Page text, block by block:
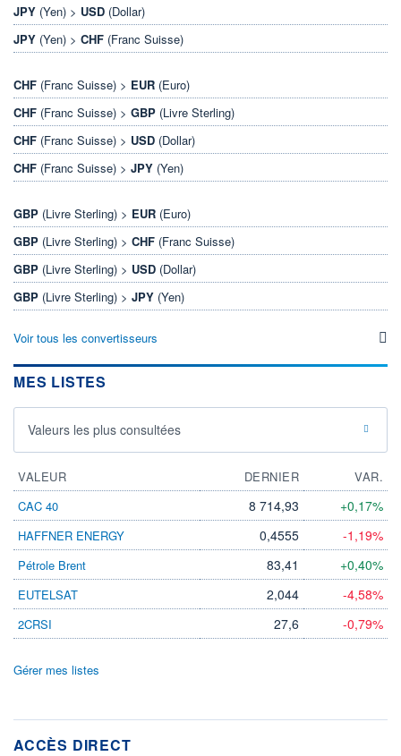
JPY (Yen) > USD (Dollar)
JPY (Yen) > CHF (Franc Suisse)
CHF (Franc Suisse) > EUR (Euro)
CHF (Franc Suisse) > GBP (Livre Sterling)
CHF (Franc Suisse) > USD (Dollar)
CHF (Franc Suisse) > JPY (Yen)
GBP (Livre Sterling) > EUR (Euro)
GBP (Livre Sterling) > CHF (Franc Suisse)
GBP (Livre Sterling) > USD (Dollar)
GBP (Livre Sterling) > JPY (Yen)
Voir tous les convertisseurs
MES LISTES
Valeurs les plus consultées
VALEUR DERNIER
VAR.
CAC 40
8 714,93 +0,17%
HAFFNER ENERGY 0,4555 -1,19%
Pétrole Brent 83,41 +0,40%
EUTELSAT 2,044 -4,58%
2CRSI 27,6 -0,79%
Gérer mes listes
ACCÈS DIRECT